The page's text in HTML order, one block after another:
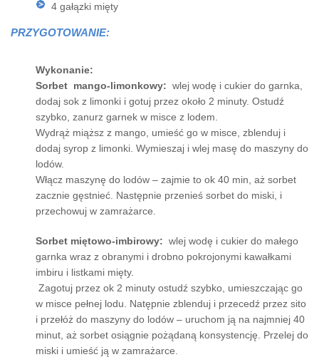
4 gałązki mięty
PRZYGOTOWANIE:
Wykonanie:
Sorbet mango-limonkowy: wlej wodę i cukier do garnka,
dodaj sok z limonki i gotuj przez około 2 minuty. Ostudź
szybko, zanurz garnek w misce z lodem.
Wydrąż miąższ z mango, umieść go w misce, zblenduj i
dodaj syrop z limonki. Wymieszaj i wlej masę do maszyny do
lodów.
Włącz maszynę do lodów – zajmie to ok 40 min, aż sorbet
zacznie gęstnieć. Następnie przenieś sorbet do miski, i
przechowuj w zamrażarce.
Sorbet miętowo-imbirowy: wlej wodę i cukier do małego
garnka wraz z obranymi i drobno pokrojonymi kawałkami
imbiru i listkami mięty.
Zagotuj przez ok 2 minuty ostudź szybko, umieszczając go
w misce pełnej lodu. Natępnie zblenduj i przecedź przez sito
i przełóż do maszyny do lodów – uruchom ją na najmniej 40
minut, aż sorbet osiągnie pożądaną konsystencję. Przelej do
miski i umieść ją w zamrażarce.